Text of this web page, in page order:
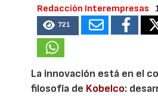
Redacción Interempresas
721
La innovación está en el
filosofía de Kobelco: